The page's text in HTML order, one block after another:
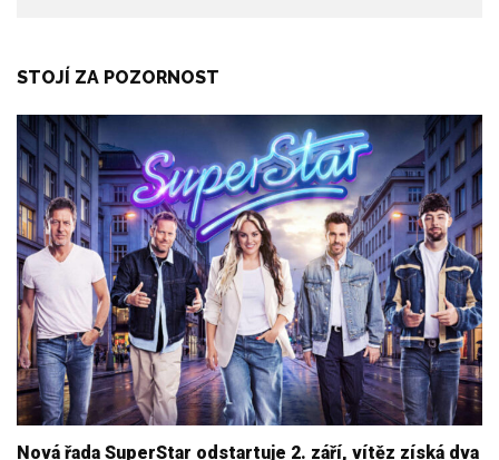
STOJÍ ZA POZORNOST
Nová řada SuperStar odstartuje 2. září, vítěz získá dva